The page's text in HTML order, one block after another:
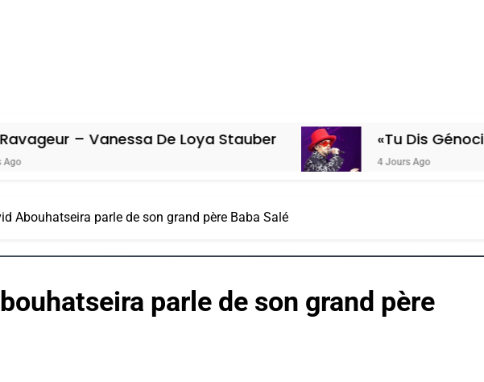
Vanessa De Loya Stauber «Tu Dis Génocide, Je
4 Jours Ago
Abouhatseira parle de son grand père Baba Salé
parle de son grand père